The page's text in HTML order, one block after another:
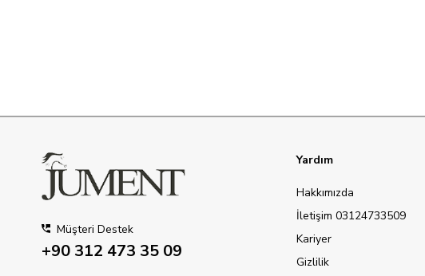
Müşteri Destek
+90 312 473 35 09
Yardım
Hakkımızda
İletişim 03124733509
Kariyer
Gizlilik